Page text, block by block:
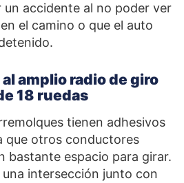
un accidente al no poder ver
el camino o que el auto
amplio radio de giro
18 ruedas
tienen adhesivos
que otros conductores
bastante espacio para girar.
una intersección junto con